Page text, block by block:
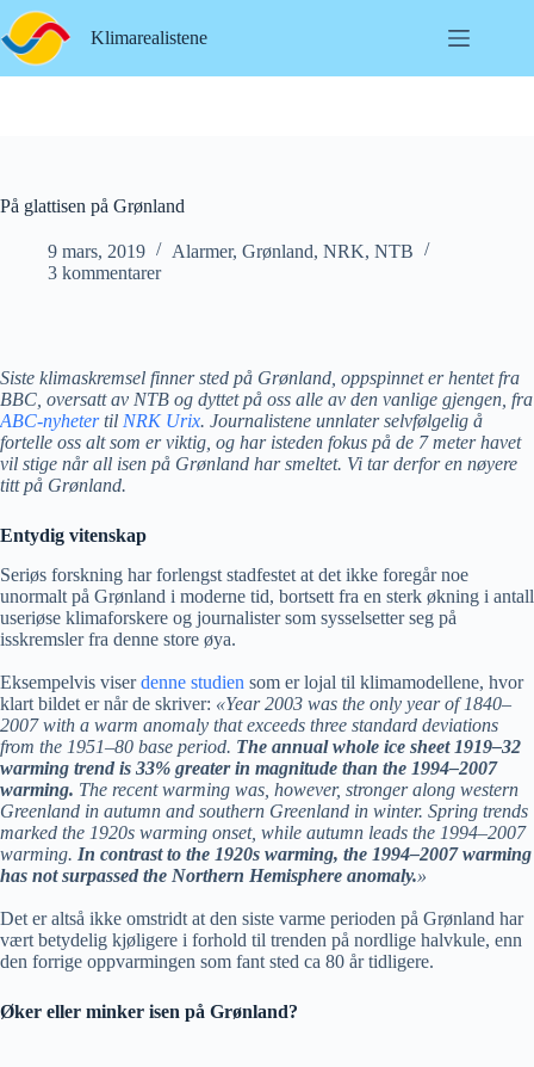
Hopp
til
innholdet
Klimarealistene
På glattisen på Grønland
9 mars, 2019 Alarmer, Grønland, NRK, NTB
3 kommentarer
Siste klimaskremsel finner sted på Grønland, oppspinnet er hentet fra
BBC, oversatt av NTB og dyttet på oss alle av den vanlige gjengen, fra
ABC-nyhetertil NRK Urix. Journalistene unnlater selvfølgelig å
fortelle oss alt som er viktig, og har isteden fokus på de 7 meter havet
vil stige når all isen på Grønland har smeltet. Vi tar derfor en nøyere
titt på Grønland.
Entydig vitenskap
Seriøs forskning har forlengst stadfestet at det ikke foregår noe
unormalt på Grønland i moderne tid, bortsett fra en sterk økning i antall
useriøse klimaforskere og journalister som sysselsetter seg på
isskremsler fra denne store øya.
Eksempelvis viserdenne studien som er lojal til klimamodellene, hvor
klart bildet er når de skriver: «Year 2003 was the only year of 1840–
2007 with a warm anomaly that exceeds three standard deviations
from the 1951–80 base period. The annual whole ice sheet 1919–32
warming trend is 33% greater in magnitude than the 1994–2007
warming. The recent warming was, however, stronger along western
Greenland in autumn and southern Greenland in winter. Spring trends
marked the 1920s warming onset, while autumn leads the 1994–2007
warming. In contrast to the 1920s warming, the 1994–2007 warming
has not surpassed the Northern Hemisphere anomaly.»
Det er altså ikke omstridt at den siste varme perioden på Grønland har
vært betydelig kjøligere i forhold til trenden på nordlige halvkule, enn
den forrige oppvarmingen som fant sted ca 80 år tidligere.
Øker eller minker isen på Grønland?